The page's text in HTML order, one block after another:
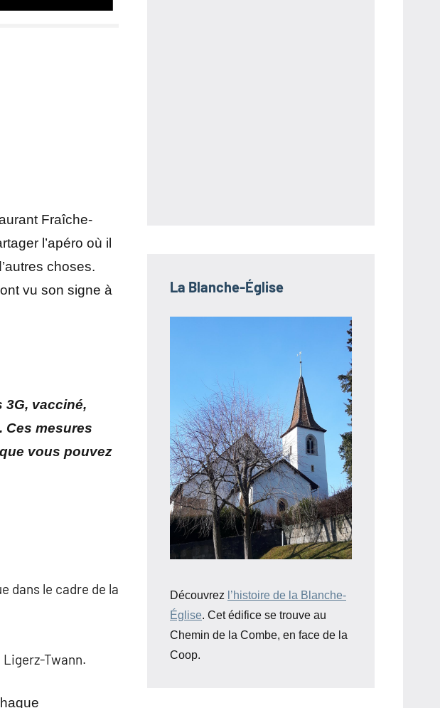
Fraîche-
l’apéro où il
choses.
vu son signe à
3G, vacciné,
Ces mesures
vous pouvez
dans le cadre de la
Twann.
La Blanche-Église
Découvrez l’histoire de la Blanche-
Église. Cet édifice se trouve au
Chemin de la Combe, en face de la
Coop.